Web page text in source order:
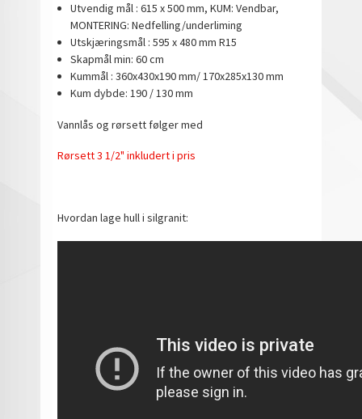
Utvendig mål : 615 x 500 mm, KUM: Vendbar,
MONTERING: Nedfelling/underliming
Utskjæringsmål : 595 x 480 mm R15
Skapmål min: 60 cm
Kummål : 360x430x190 mm/ 170x285x130 mm
Kum dybde: 190 / 130 mm
Vannlås og rørsett følger med
Rørsett 3 1/2" inkludert i pris
Hvordan lage hull i silgranit: